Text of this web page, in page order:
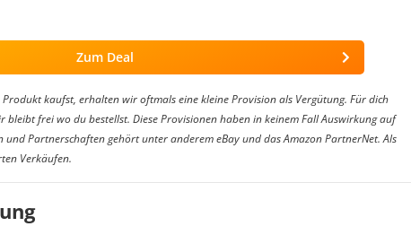
Zum Deal
kaufst, erhalten wir oftmals eine kleine Provision als Vergütung. Für dich
frei wo du bestellst. Diese Provisionen haben in keinem Fall Auswirkung auf
Partnerschaften gehört unter anderem eBay und das Amazon PartnerNet. Als
Verkäufen.